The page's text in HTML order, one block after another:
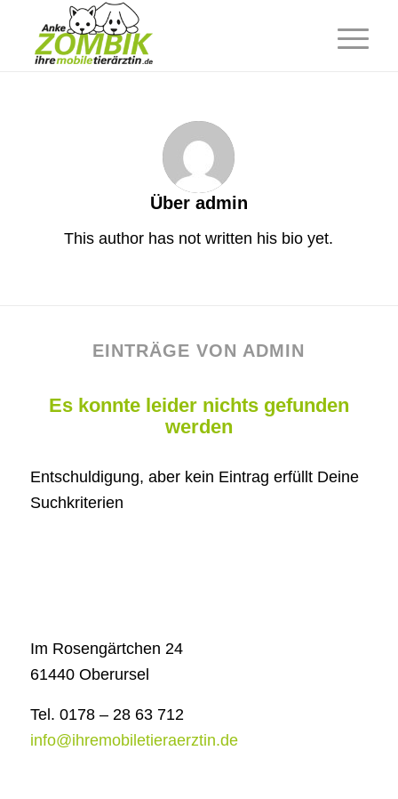
Über admin
This author has not written his bio yet.
EINTRÄGE VON ADMIN
Es konnte leider nichts gefunden
werden
Entschuldigung, aber kein Eintrag erfüllt Deine
Suchkriterien
Im Rosengärtchen 24
61440 Oberursel
Tel. 0178 – 28 63 712
info@ihremobiletieraerztin.de